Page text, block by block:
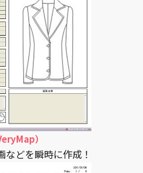
）
どを瞬時に作成！